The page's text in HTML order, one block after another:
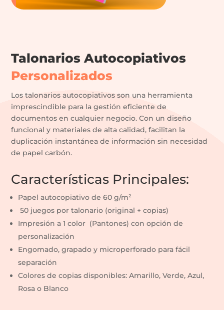
Talonarios Autocopiativos
Personalizados
Los talonarios autocopiativos son una herramienta
imprescindible para la gestión eficiente de
documentos en cualquier negocio. Con un diseño
funcional y materiales de alta calidad, facilitan la
duplicación instantánea de información sin necesidad
de papel carbón.
Características Principales:
Papel autocopiativo de 60 g/m²
50 juegos por talonario (original + copias)
Impresión a 1 color (Pantones) con opción de
personalización
Engomado, grapado y microperforado para fácil
separación
Colores de copias disponibles: Amarillo, Verde, Azul,
Rosa o Blanco